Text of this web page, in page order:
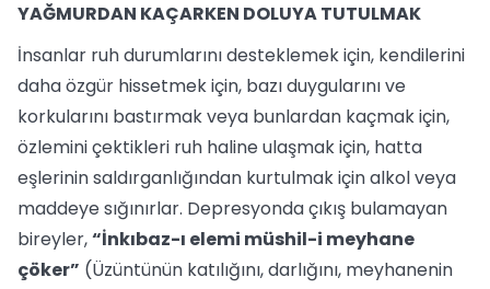
YAĞMURDAN KAÇARKEN DOLUYA TUTULMAK
İnsanlar ruh durumlarını desteklemek için, kendilerini
daha özgür hissetmek için, bazı duygularını ve
korkularını bastırmak veya bunlardan kaçmak için,
özlemini çektikleri ruh haline ulaşmak için, hatta
eşlerinin saldırganlığından kurtulmak için alkol veya
maddeye sığınırlar. Depresyonda çıkış bulamayan
bireyler,“İnkıbaz-ı elemi müshil-i meyhane
çöker” (Üzüntünün katılığını, darlığını, meyhanenin